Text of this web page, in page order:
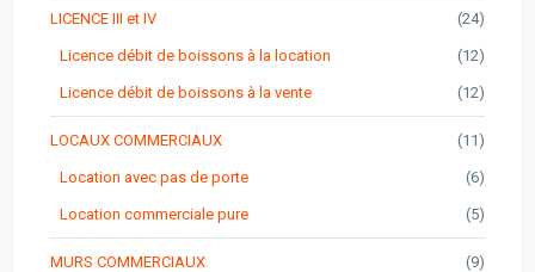
LICENCE III et IV (24)
Licence débit de boissons à la location (12)
Licence débit de boissons à la vente (12)
LOCAUX COMMERCIAUX (11)
Location avec pas de porte (6)
Location commerciale pure (5)
MURS COMMERCIAUX (9)